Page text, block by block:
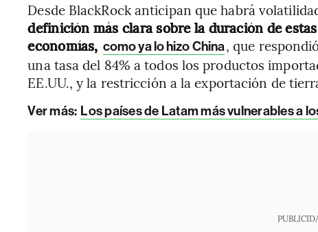
Desde BlackRock anticipan que habrá
definición más clara sobre la duración de
economías, como ya lo hizo China, que
una tasa del 84% a todos los productos
EE.UU., y la restricción a la exportación de
Ver más: Los países de Latam más vulnerables a